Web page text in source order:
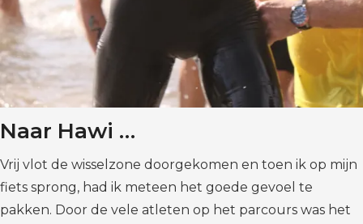
Naar Hawi …
Vrij vlot de wisselzone doorgekomen en toen ik op mijn
fiets sprong, had ik meteen het goede gevoel te
pakken. Door de vele atleten op het parcours was het